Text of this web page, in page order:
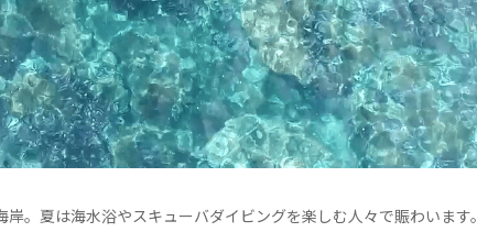
。夏は海水浴やスキューバダイビングを楽しむ人々で賑わいます。